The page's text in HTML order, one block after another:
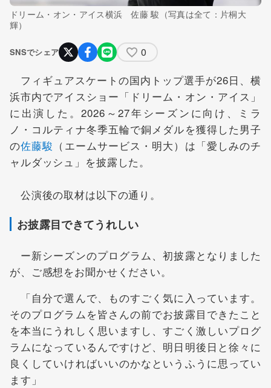
ドリーム・オン・アイス横浜 佐藤 駿（写真は全て：片桐大
輝）
SNSでシェア 0
フィギュアスケートの国内トップ選手が26日、横
浜市内でアイスショー「ドリーム・オン・アイス」
に出演した。2026～27年シーズンに向け、ミラ
ノ・コルティナ冬季五輪で銅メダルを獲得した男子
の佐藤駿 （エームサービス・明大）は「愛しみのチ
ャルダッシュ」を披露した。
公演後の取材は以下の通り。
お披露目できてうれしい
ー新シーズンのプログラム、初披露となりました
が、ご感想をお聞かせください。
「自分で選んで、ものすごく気に入っています。
そのプログラムを皆さんの前でお披露目できたこと
を本当にうれしく思いますし、すごく激しいプログ
ラムになっているんですけど、明日明後日と徐々に
良くしていければいいのかなというふうに思ってい
ます」